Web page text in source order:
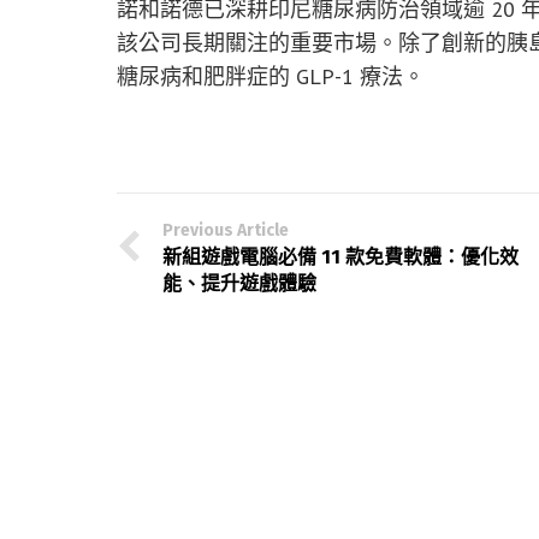
諾和諾德已深耕印尼糖尿病防治領域逾 20
該公司長期關注的重要市場。除了創新的
糖尿病和肥胖症的 GLP-1 療法。
Previous Article
新組遊戲電腦必備 11 款免費軟體：優化效
能、提升遊戲體驗